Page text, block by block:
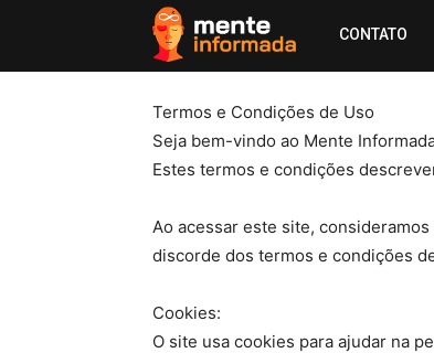
CONTATO
Termos e Condições de Uso
Seja bem-vindo ao Mente
Estes termos e condições
Ao acessar este site,
discorde dos termos e condições
Cookies:
O site usa cookies para ajudar na